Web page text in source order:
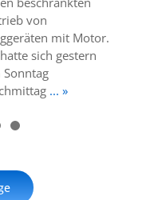
von
mit Motor.
sich gestern
Sonntag
... »